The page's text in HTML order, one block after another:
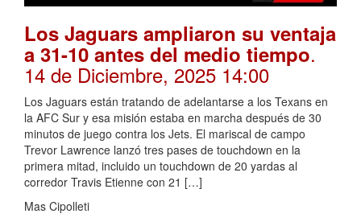
Los Jaguars ampliaron su ventaja
a 31-10 antes del medio tiempo.
14 de Diciembre, 2025 14:00
Los Jaguars están tratando de adelantarse a los Texans en
la AFC Sur y esa misión estaba en marcha después de 30
minutos de juego contra los Jets. El mariscal de campo
Trevor Lawrence lanzó tres pases de touchdown en la
primera mitad, incluido un touchdown de 20 yardas al
corredor Travis Etienne con 21 […]
Mas Cipolleti